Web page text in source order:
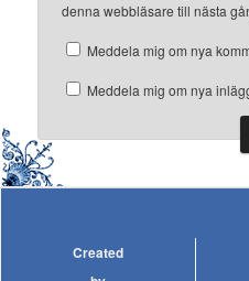
denna webbläsare till nästa
Meddela mig om nya
Meddela mig om nya
Created